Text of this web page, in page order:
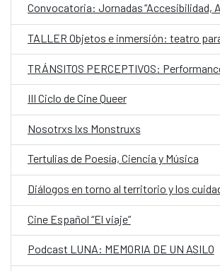
III Ciclo de Cine Queer
Nosotrxs lxs Monstruxs
Tertulias de Poesía, Ciencia y Música
Cine Español “El viaje”
Podcast LUNA: MEMORIA DE UN ASILO